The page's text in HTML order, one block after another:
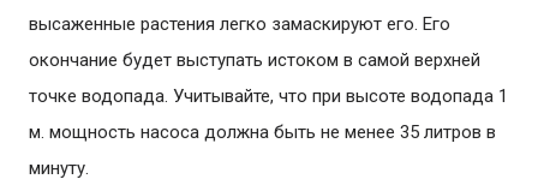
высаженные растения легко замаскируют его. Его
окончание будет выступать истоком в самой верхней
точке водопада. Учитывайте, что при высоте водопада 1
м. мощность насоса должна быть не менее 35 литров в
минуту.